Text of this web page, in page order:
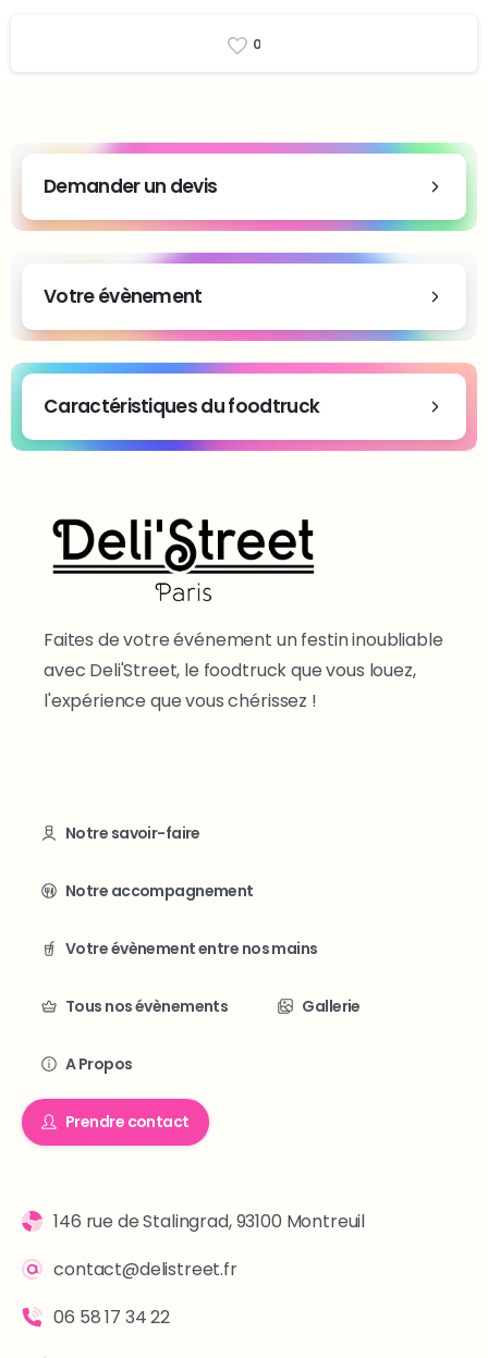
0
Demander un devis
Votre évènement
Caractéristiques du foodtruck
Faites de votre événement un festin inoubliable
avec Deli'Street, le foodtruck que vous louez,
l'expérience que vous chérissez !
Notre savoir-faire
Notre accompagnement
Votre évènement entre nos mains
Tous nos évènements Gallerie
A Propos
Prendre contact
146 rue de Stalingrad, 93100 Montreuil
contact@delistreet.fr
06 58 17 34 22